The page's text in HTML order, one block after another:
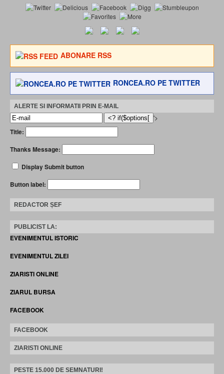
ABONARE RSS
RONCEA.RO PE TWITTER
ALERTE SI INFORMATII PRIN E-MAIL
'>
Title:
Thanks Message:
Display Submit button
Button label:
REDACTOR ȘEF
PUBLICIST LA:
EVENIMENTUL ISTORIC
EVENIMENTUL ZILEI
ZIARISTI ONLINE
ZIARUL BURSA
FACEBOOK
FACEBOOK
ZIARISTI ONLINE
PESTE 15.000 DE SEMNATURI!